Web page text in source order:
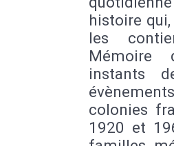
histoire
les
Mémoire
instants
colonies
1920 et